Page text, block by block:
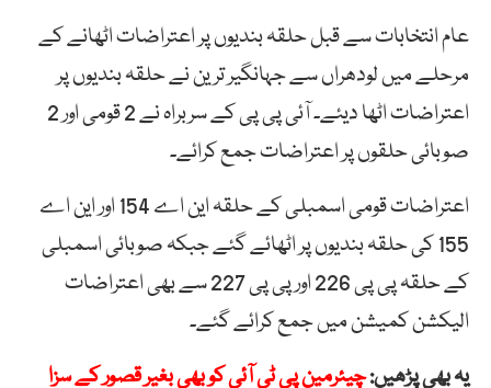
عام انتخابات سے قبل حلقہ بندیوں پر اعتراضات اٹھانے کے
مرحلے میں لودھراں سے جہانگیر ترین نے حلقہ بندیوں پر
اعتراضات اٹھا دیئے۔ آئی پی پی کے سربراہ نے 2 قومی اور 2
صوبائی حلقوں پر اعتراضات جمع کرائے۔
اعتراضات قومی اسمبلی کے حلقہ این اے 154 اور این اے
155 کی حلقہ بندیوں پر اٹھائے گئے جبکہ صوبائی اسمبلی
کے حلقہ پی پی 226 اور پی پی 227 سے بھی اعتراضات
الیکشن کمیشن میں جمع کرائے گئے۔
یہ بھی پڑھیں:چیئرمین پی ٹی آئی کو بھی بغیر قصور کے سزا